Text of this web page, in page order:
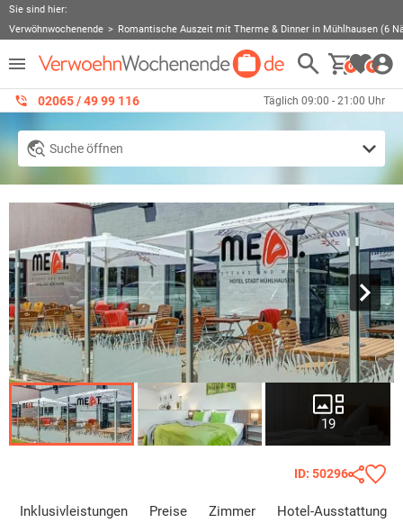
Sie sind hier:
Verwöhnwochenende
Romantische Auszeit mit Therme & Dinner in Mühlhausen (6
0 0
02065 / 49 ‌99 116 Täglich 09:00 - 21:00 Uhr
Suche öffnen
19
ID: 50296
Inklusivleistungen Preise Zimmer Hotel-Ausstattung